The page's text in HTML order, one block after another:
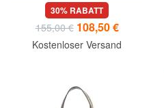
30% RABATT
155,00 € 108,50 €
Kostenloser Versand